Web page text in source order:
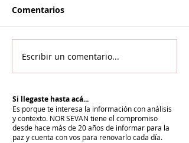
Comentarios
Escribir un comentario...
Si llegaste hasta acá...
Es porque te interesa la información con análisis
y contexto. NOR SEVAN tiene el compromiso
desde hace más de 20 años de informar para la
paz y cuenta con vos para renovarlo cada día.